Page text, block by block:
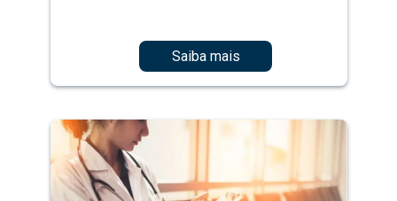
Saiba mais